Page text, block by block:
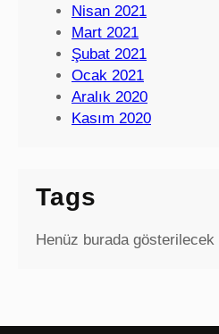
Nisan 2021
Mart 2021
Şubat 2021
Ocak 2021
Aralık 2020
Kasım 2020
Tags
Henüz burada